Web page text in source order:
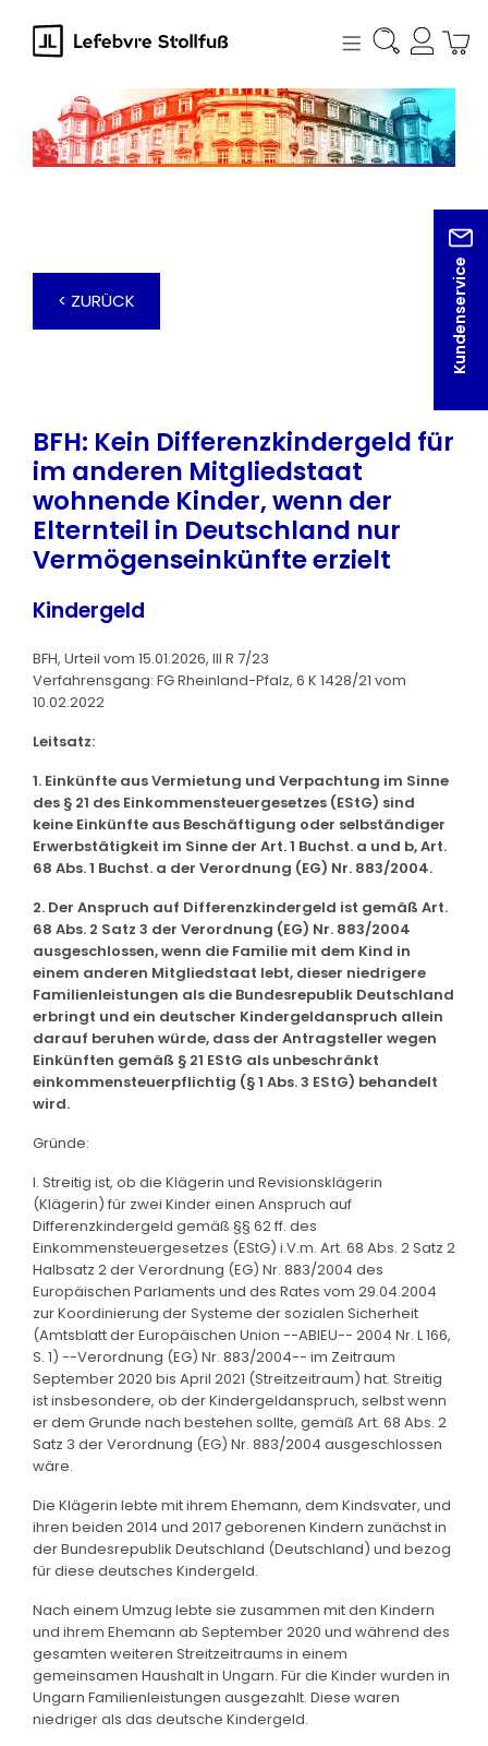
springen
Kundenservice
< ZURÜCK
BFH: Kein Differenzkindergeld für
im anderen Mitgliedstaat
wohnende Kinder, wenn der
Elternteil in Deutschland nur
Vermögenseinkünfte erzielt
Kindergeld
BFH, Urteil vom 15.01.2026, III R 7/23
Verfahrensgang: FG Rheinland-Pfalz, 6 K 1428/21 vom
10.02.2022
Leitsatz:
1. Einkünfte aus Vermietung und Verpachtung im Sinne
des § 21 des Einkommensteuergesetzes (EStG) sind
keine Einkünfte aus Beschäftigung oder selbständiger
Erwerbstätigkeit im Sinne der Art. 1 Buchst. a und b, Art.
68 Abs. 1 Buchst. a der Verordnung (EG) Nr. 883/2004.
2. Der Anspruch auf Differenzkindergeld ist gemäß Art.
68 Abs. 2 Satz 3 der Verordnung (EG) Nr. 883/2004
ausgeschlossen, wenn die Familie mit dem Kind in
einem anderen Mitgliedstaat lebt, dieser niedrigere
Familienleistungen als die Bundesrepublik Deutschland
erbringt und ein deutscher Kindergeldanspruch allein
darauf beruhen würde, dass der Antragsteller wegen
Einkünften gemäß § 21 EStG als unbeschränkt
einkommensteuerpflichtig (§ 1 Abs. 3 EStG) behandelt
wird.
Gründe:
I. Streitig ist, ob die Klägerin und Revisionsklägerin
(Klägerin) für zwei Kinder einen Anspruch auf
Differenzkindergeld gemäß §§ 62 ff. des
Einkommensteuergesetzes (EStG) i.V.m. Art. 68 Abs. 2 Satz 2
Halbsatz 2 der Verordnung (EG) Nr. 883/2004 des
Europäischen Parlaments und des Rates vom 29.04.2004
zur Koordinierung der Systeme der sozialen Sicherheit
(Amtsblatt der Europäischen Union --ABlEU-- 2004 Nr. L 166,
S. 1) --Verordnung (EG) Nr. 883/2004-- im Zeitraum
September 2020 bis April 2021 (Streitzeitraum) hat. Streitig
ist insbesondere, ob der Kindergeldanspruch, selbst wenn
er dem Grunde nach bestehen sollte, gemäß Art. 68 Abs. 2
Satz 3 der Verordnung (EG) Nr. 883/2004 ausgeschlossen
wäre.
Die Klägerin lebte mit ihrem Ehemann, dem Kindsvater, und
ihren beiden 2014 und 2017 geborenen Kindern zunächst in
der Bundesrepublik Deutschland (Deutschland) und bezog
für diese deutsches Kindergeld.
Nach einem Umzug lebte sie zusammen mit den Kindern
und ihrem Ehemann ab September 2020 und während des
gesamten weiteren Streitzeitraums in einem
gemeinsamen Haushalt in Ungarn. Für die Kinder wurden in
Ungarn Familienleistungen ausgezahlt. Diese waren
niedriger als das deutsche Kindergeld.